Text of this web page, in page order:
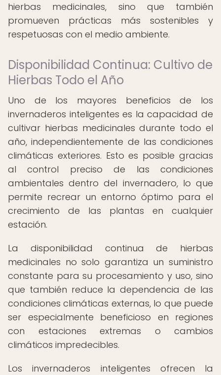
hierbas medicinales, sino que también
promueven prácticas más sostenibles y
respetuosas con el medio ambiente.
Disponibilidad Continua: Cultivo de
Hierbas Todo el Año
Uno de los mayores beneficios de los
invernaderos inteligentes es la capacidad de
cultivar hierbas medicinales durante todo el
año, independientemente de las condiciones
climáticas exteriores. Esto es posible gracias
al control preciso de las condiciones
ambientales dentro del invernadero, lo que
permite recrear un entorno óptimo para el
crecimiento de las plantas en cualquier
estación.
La disponibilidad continua de hierbas
medicinales no solo garantiza un suministro
constante para su procesamiento y uso, sino
que también reduce la dependencia de las
condiciones climáticas externas, lo que puede
ser especialmente beneficioso en regiones
con estaciones extremas o cambios
climáticos impredecibles.
Los invernaderos inteligentes ofrecen la